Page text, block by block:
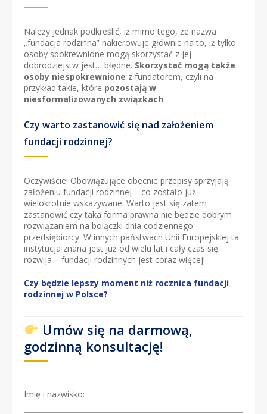
Należy jednak podkreślić, iż mimo tego, że nazwa
„fundacja rodzinna” nakierowuje głównie na to, iż tylko
osoby spokrewnione mogą skorzystać z jej
dobrodziejstw jest… błędne. Skorzystać mogą także
osoby niespokrewnione z fundatorem, czyli na
przykład takie, które pozostają w
niesformalizowanych związkach.
Czy warto zastanowić się nad założeniem
fundacji rodzinnej?
Oczywiście! Obowiązujące obecnie przepisy sprzyjają
założeniu fundacji rodzinnej – co zostało już
wielokrotnie wskazywane. Warto jest się zatem
zastanowić czy taka forma prawna nie będzie dobrym
rozwiązaniem na bolączki dnia codziennego
przedsiębiorcy. W innych państwach Unii Europejskiej ta
instytucja znana jest już od wielu lat i cały czas się
rozwija – fundacji rodzinnych jest coraz więcej!
Czy będzie lepszy moment niż rocznica fundacji
rodzinnej w Polsce?
Umów się na darmową,
godzinną konsultację!
Imię i nazwisko: